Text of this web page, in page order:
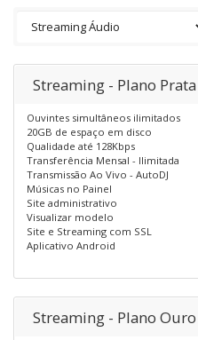
Streaming - Plano Prata
Ouvintes simultâneos ilimitados
20GB de espaço em disco
Qualidade até 128Kbps
Transferência Mensal - Ilimitada
Transmissão Ao Vivo - AutoDJ
Músicas no Painel
Site administrativo
Visualizar modelo
Site e Streaming com SSL
Aplicativo Android
Streaming - Plano Ouro